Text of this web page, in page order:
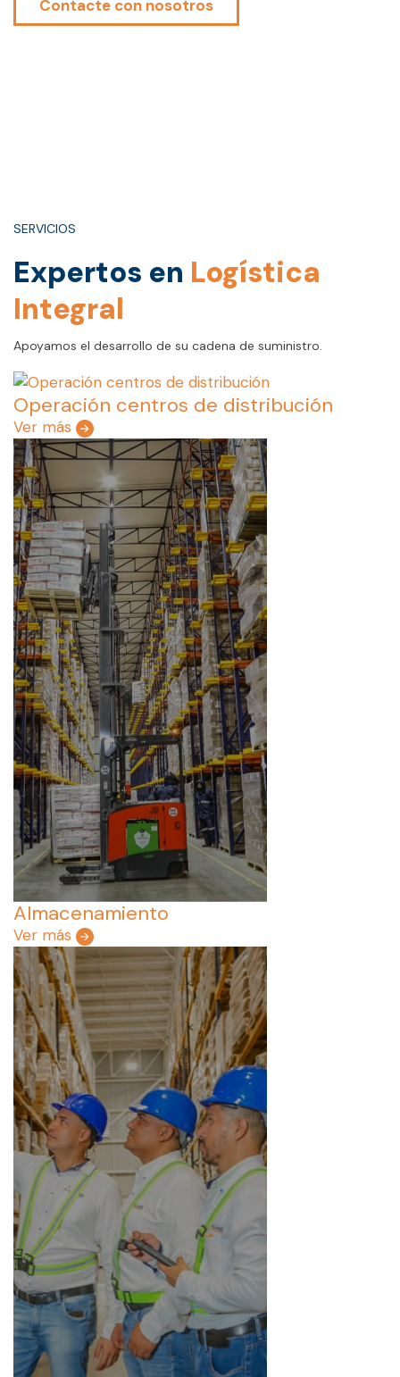
Contacte con nosotros
SERVICIOS
Expertos en Logística
Integral
Apoyamos el desarrollo de su cadena de suministro.
Operación centros de distribución
Ver más
Almacenamiento
Ver más